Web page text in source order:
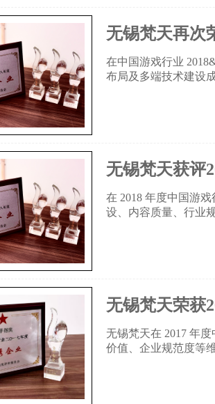
无锡梵天再次
在中国游戏行业
布局及多端技术建设
无锡梵天获评
在 2018 年度中国游
设、内容质量、行业
无锡梵天荣获
无锡梵天在 2017 年
价值、企业规范度等